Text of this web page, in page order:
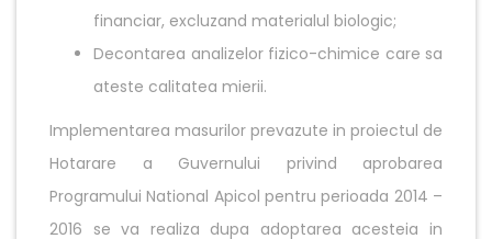
financiar, excluzand materialul biologic;
Decontarea analizelor fizico-chimice care sa
ateste calitatea mierii.
Implementarea masurilor prevazute in proiectul de
Hotarare a Guvernului privind aprobarea
Programului National Apicol pentru perioada 2014 –
2016 se va realiza dupa adoptarea acesteia in